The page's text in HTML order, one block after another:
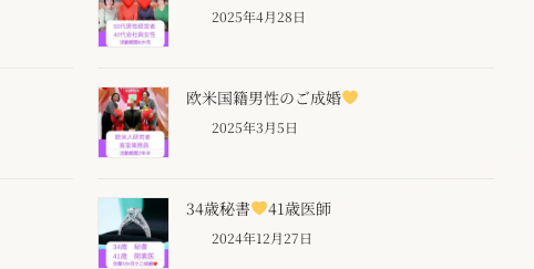
2025年4月28日
欧米国籍男性のご成婚
2025年3月5日
34歳秘書 41歳医師
2024年12月27日